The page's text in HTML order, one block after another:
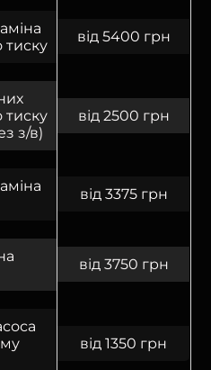
тиску
від 5400 грн
тиску
з/в)
від 2500 грн
від 3375 грн
від 3750 грн
від 1350 грн